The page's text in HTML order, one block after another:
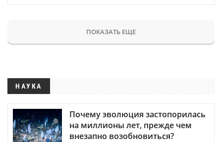
ПОКАЗАТЬ ЕЩЕ
НАУКА
Почему эволюция застопорилась
на миллионы лет, прежде чем
внезапно возобновиться?